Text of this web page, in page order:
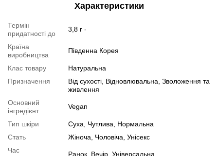
Характеристики
Термін
придатності до
3,8 г -
Країна
виробництва
Південна Корея
Клас товару
Натуральна
Призначення
Від сухості, Відновлювальна, Зволоження та
живлення
Основний
інгредієнт
Vegan
Тип шкіри
Суха, Чутлива, Нормальна
Стать
Жіноча, Чоловіча, Унісекс
Час
Ранок, Вечір, Універсальна